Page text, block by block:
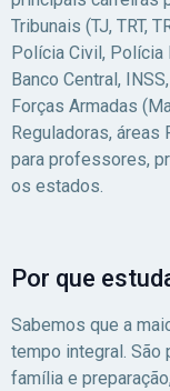
Tribunais (TJ, TRT,
Polícia Civil, Polícia
Banco Central,
Forças Armadas
Reguladoras,
para professores,
os estados.
Por que
Sabemos que a
tempo integral. São
família e